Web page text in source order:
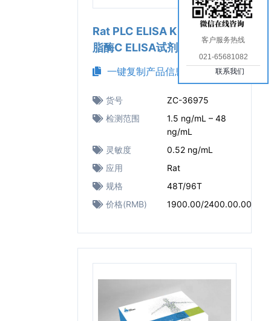
Rat PLC ELISA Kit（大鼠磷
脂酶C ELISA试剂盒）
一键复制产品信息
货号
ZC-36975
检测范围
1.5 ng/mL – 48
ng/mL
灵敏度
0.52 ng/mL
应用
Rat
规格
48T/96T
价格(RMB)
1900.00/2400.00.00
客户服务热线
021-65681082
联系我们